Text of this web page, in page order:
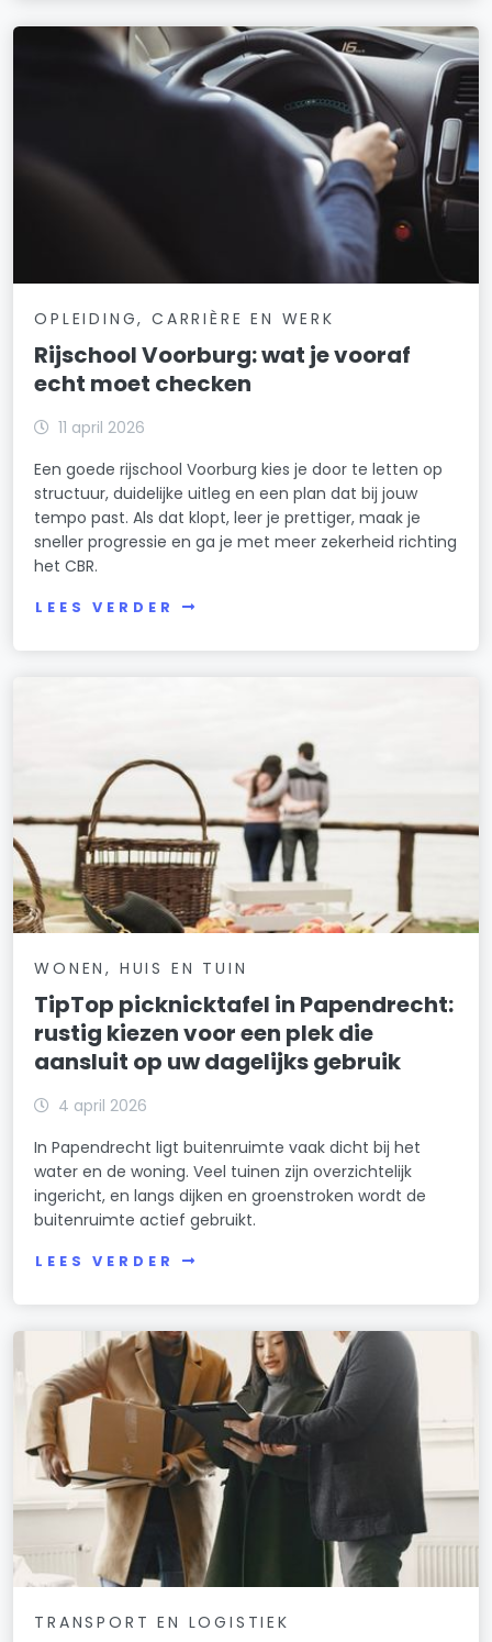
OPLEIDING, CARRIÈRE EN WERK
Rijschool Voorburg: wat je vooraf
echt moet checken
11 april 2026
Een goede rijschool Voorburg kies je door te letten op
structuur, duidelijke uitleg en een plan dat bij jouw
tempo past. Als dat klopt, leer je prettiger, maak je
sneller progressie en ga je met meer zekerheid richting
het CBR.
LEES VERDER
WONEN, HUIS EN TUIN
TipTop picknicktafel in Papendrecht:
rustig kiezen voor een plek die
aansluit op uw dagelijks gebruik
4 april 2026
In Papendrecht ligt buitenruimte vaak dicht bij het
water en de woning. Veel tuinen zijn overzichtelijk
ingericht, en langs dijken en groenstroken wordt de
buitenruimte actief gebruikt.
LEES VERDER
TRANSPORT EN LOGISTIEK